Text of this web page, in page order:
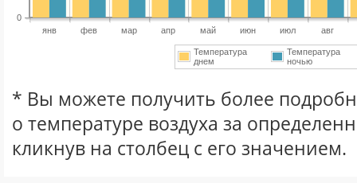
янв фев мар апр май июн июл авг
0
Температура
днем
Температура
ночью
* Вы можете получить более
о температуре воздуха за
кликнув на столбец с его значением.